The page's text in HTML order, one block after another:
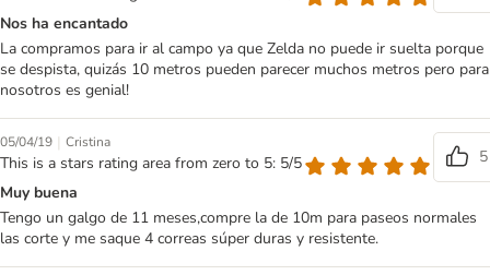
Nos ha encantado
La compramos para ir al campo ya que Zelda no puede ir suelta porque
se despista, quizás 10 metros pueden parecer muchos metros pero para
nosotros es genial!
05/04/19 | Cristina
This is a stars rating area from zero to 5: 5/5
5
Muy buena
Tengo un galgo de 11 meses,compre la de 10m para paseos normales
las corte y me saque 4 correas súper duras y resistente.